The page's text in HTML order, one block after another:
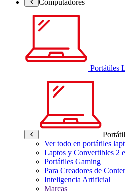
Portátiles
Ver todo en portátiles
Laptos y Convertibles 2
Portátiles Gaming
Para Creadores de
Inteligencia Artificial
Marcas